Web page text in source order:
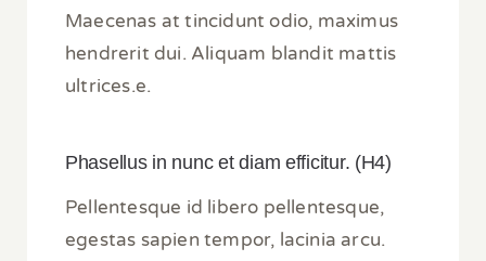
Maecenas at tincidunt odio, maximus
hendrerit dui. Aliquam blandit mattis
ultrices.e.
Phasellus in nunc et diam efficitur. (H4)
Pellentesque id libero pellentesque,
egestas sapien tempor, lacinia arcu.